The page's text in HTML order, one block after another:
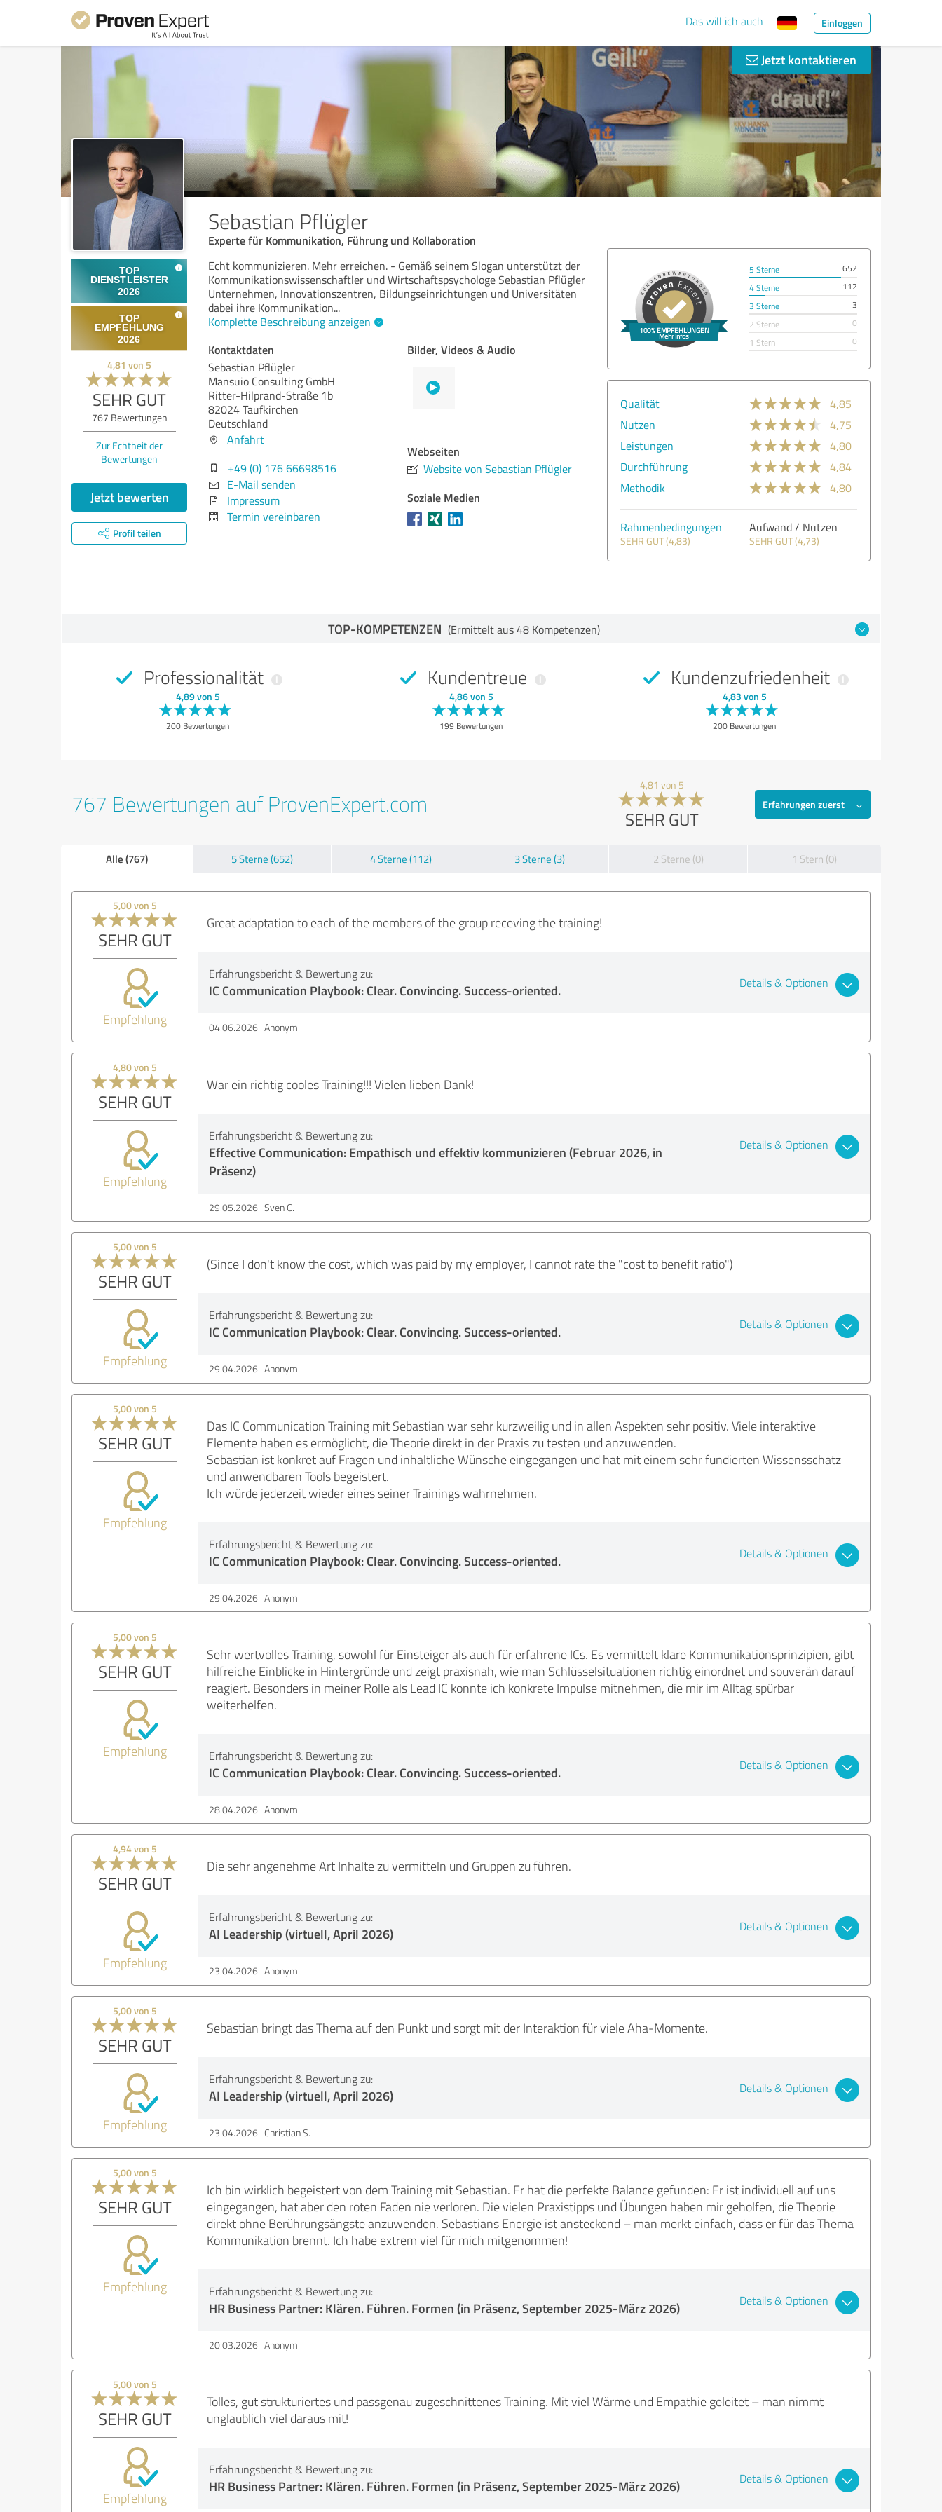
Das will ich auch Einloggen
Jetzt kontaktieren
Sebastian Pflügler
Experte für Kommunikation, Führung und Kollaboration
4,81 von 5
SEHR GUT
767 Bewertungen
Zur Echtheit der
Bewertungen
Jetzt bewerten
Profil teilen
Echt kommunizieren. Mehr erreichen. - Gemäß seinem Slogan unterstützt der
Kommunikationswissenschaftler und Wirtschaftspsychologe Sebastian Pflügler
Unternehmen, Innovationszentren, Bildungseinrichtungen und Universitäten
dabei ihre Kommunikation...
Komplette Beschreibung anzeigen
Kontaktdaten
Sebastian Pflügler
Mansuio Consulting GmbH
Ritter-Hilprand-Straße 1b
82024 Taufkirchen
Deutschland
Anfahrt
+49 (0) 176 66698516
E-Mail senden
Impressum
Termin vereinbaren
Bilder, Videos & Audio
Webseiten
Website von Sebastian Pflügler
Soziale Medien
5 Sterne
652
4 Sterne
112
3 Sterne
3
2 Sterne
0
1 Stern
0
Qualität
4,85
Nutzen
4,75
Leistungen
4,80
Durchführung
4,84
Methodik
4,80
Rahmenbedingungen
SEHR GUT (4,83)
Aufwand / Nutzen
SEHR GUT (4,73)
TOP-KOMPETENZEN (Ermittelt aus 48 Kompetenzen)
Professionalität
4,89 von 5
200 Bewertungen
Kundentreue
4,86 von 5
199 Bewertungen
Kundenzufriedenheit
4,83 von 5
200 Bewertungen
767 Bewertungen auf ProvenExpert.com
4,81 von 5
SEHR GUT
Erfahrungen zuerst
Alle (767) 5 Sterne (652) 4 Sterne (112) 3 Sterne (3) 2 Sterne (0) 1 Stern (0)
5,00 von 5
SEHR GUT
Empfehlung
Great adaptation to each of the members of the group receving the training!
Erfahrungsbericht & Bewertung zu:
IC Communication Playbook: Clear. Convincing. Success-oriented. Details & Optionen
04.06.2026 Anonym
4,80 von 5
SEHR GUT
Empfehlung
War ein richtig cooles Training!!! Vielen lieben Dank!
Erfahrungsbericht & Bewertung zu:
Effective Communication: Empathisch und effektiv kommunizieren (Februar 2026, in
Präsenz)
Details & Optionen
29.05.2026 Sven C.
5,00 von 5
SEHR GUT
Empfehlung
(Since I don't know the cost, which was paid by my employer, I cannot rate the "cost to benefit ratio")
Erfahrungsbericht & Bewertung zu:
IC Communication Playbook: Clear. Convincing. Success-oriented. Details & Optionen
29.04.2026 Anonym
5,00 von 5
SEHR GUT
Empfehlung
Das IC Communication Training mit Sebastian war sehr kurzweilig und in allen Aspekten sehr positiv. Viele interaktive
Elemente haben es ermöglicht, die Theorie direkt in der Praxis zu testen und anzuwenden.
Sebastian ist konkret auf Fragen und inhaltliche Wünsche eingegangen und hat mit einem sehr fundierten Wissensschatz
und anwendbaren Tools begeistert.
Ich würde jederzeit wieder eines seiner Trainings wahrnehmen.
Erfahrungsbericht & Bewertung zu:
IC Communication Playbook: Clear. Convincing. Success-oriented. Details & Optionen
29.04.2026 Anonym
5,00 von 5
SEHR GUT
Empfehlung
Sehr wertvolles Training, sowohl für Einsteiger als auch für erfahrene ICs. Es vermittelt klare Kommunikationsprinzipien, gibt
hilfreiche Einblicke in Hintergründe und zeigt praxisnah, wie man Schlüsselsituationen richtig einordnet und souverän darauf
reagiert. Besonders in meiner Rolle als Lead IC konnte ich konkrete Impulse mitnehmen, die mir im Alltag spürbar
weiterhelfen.
Erfahrungsbericht & Bewertung zu:
IC Communication Playbook: Clear. Convincing. Success-oriented. Details & Optionen
28.04.2026 Anonym
4,94 von 5
SEHR GUT
Empfehlung
Die sehr angenehme Art Inhalte zu vermitteln und Gruppen zu führen.
Erfahrungsbericht & Bewertung zu:
AI Leadership (virtuell, April 2026) Details & Optionen
23.04.2026 Anonym
5,00 von 5
SEHR GUT
Empfehlung
Sebastian bringt das Thema auf den Punkt und sorgt mit der Interaktion für viele Aha-Momente.
Erfahrungsbericht & Bewertung zu:
AI Leadership (virtuell, April 2026) Details & Optionen
23.04.2026 Christian S.
5,00 von 5
SEHR GUT
Empfehlung
Ich bin wirklich begeistert von dem Training mit Sebastian. Er hat die perfekte Balance gefunden: Er ist individuell auf uns
eingegangen, hat aber den roten Faden nie verloren. Die vielen Praxistipps und Übungen haben mir geholfen, die Theorie
direkt ohne Berührungsängste anzuwenden. Sebastians Energie ist ansteckend – man merkt einfach, dass er für das Thema
Kommunikation brennt. Ich habe extrem viel für mich mitgenommen!
Erfahrungsbericht & Bewertung zu:
HR Business Partner: Klären. Führen. Formen (in Präsenz, September 2025-März 2026) Details & Optionen
20.03.2026 Anonym
5,00 von 5
SEHR GUT
Empfehlung
Tolles, gut strukturiertes und passgenau zugeschnittenes Training. Mit viel Wärme und Empathie geleitet – man nimmt
unglaublich viel daraus mit!
Erfahrungsbericht & Bewertung zu:
HR Business Partner: Klären. Führen. Formen (in Präsenz, September 2025-März 2026) Details & Optionen